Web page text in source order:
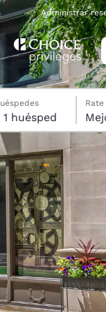
Administrar
1 habitación, 1 huésped